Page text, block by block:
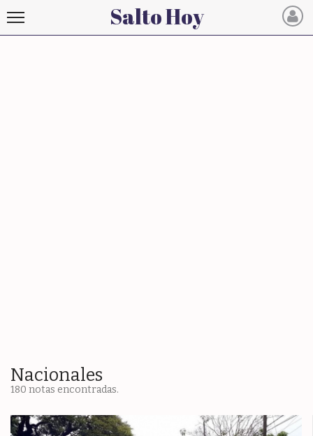
REGIONALES
SALUD
Salto Hoy
Nacionales
180 notas encontradas.